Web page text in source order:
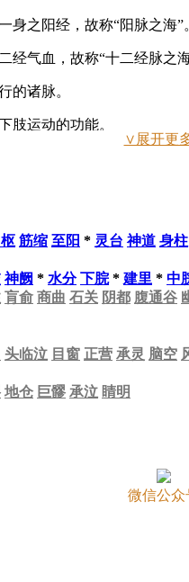
之阳经，故称“阳脉之海
气血，故称“十二经脉之
的诸脉。
肢运动的功能。
的功能是“维络诸阳”。
∨展开更
筋缩 至阳 * 灵台 神道 身柱
神阙 * 水分 下脘* 建里 * 中
肓俞 商曲 石关 阴都 腹通谷
头临泣 目窗 正营 承灵 脑空
地仓 巨髎 承泣 睛明
微信公众